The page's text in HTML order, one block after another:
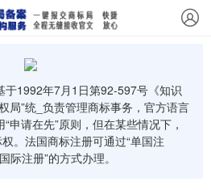
于1992年7月1日第92-597号《知识
局”统_负责管理商标事务，官方语言
申请在先”原则，但在某些情况下，
。法国商标注册可通过“单国注
际注册”的方式办理。